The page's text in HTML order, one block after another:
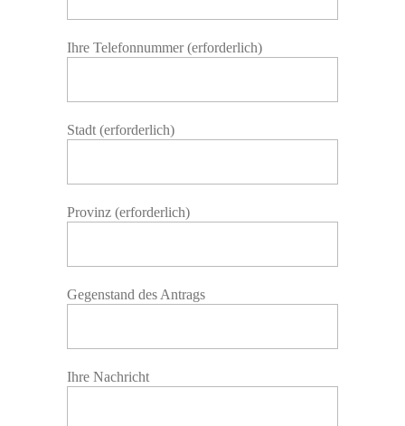
Ihre Telefonnummer (erforderlich)
Stadt (erforderlich)
Provinz (erforderlich)
Gegenstand des Antrags
Ihre Nachricht